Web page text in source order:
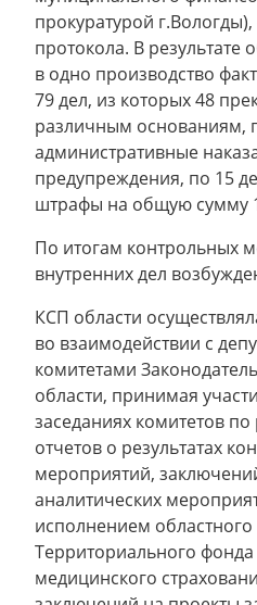
прокуратурой
протокола. В результате
в одно производство
79 дел, из которых 48
различным основаниям,
административные
предупреждения, по 15
штрафы на общую сумму
По итогам контрольных
внутренних дел
КСП области
во взаимодействии с
комитетами
области, принимая
заседаниях комитетов
отчетов о результатах
мероприятий,
аналитических
исполнением
Территориального фонда
медицинского